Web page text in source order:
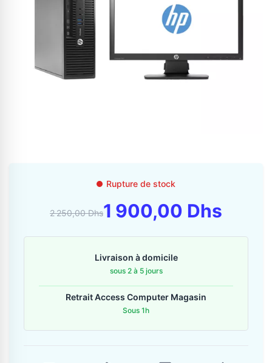
Appelez-nous au
Contactez-nous
Rupture de stock
2 250,00 Dhs1 900,00 Dhs
Livraison à domicile
sous 2 à 5 jours
Retrait Access Computer Magasin
Sous 1h